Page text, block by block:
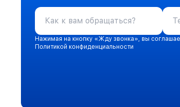
Нажимая на кнопку «Жду звонка», вы
Политикой конфиденциальности